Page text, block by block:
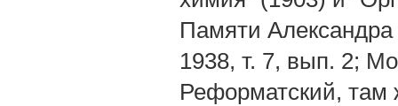
Памяти
1938, т. 7, вып. 2;
Реформатский, там